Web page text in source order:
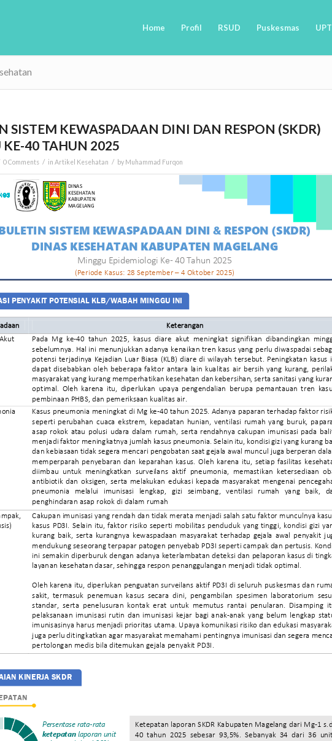
Home Profil RSUD Puskesmas UPT
SISTEM KEWASPADAAN DINI DAN RESPON (SKDR)
40 TAHUN 2025
0 Comments / in Artikel Kesehatan / by Muhammad Furqon